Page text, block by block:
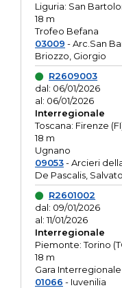
Liguria: San
18 m
Trofeo Befana
03009 - Arc.San
Briozzo, Giorgio
R2609003
dal: 06/01/2026
al: 06/01/2026
Interregionale
Toscana: Firenze
18 m
Ugnano
09053- Arcieri
De Pascalis,
R2601002
dal: 09/01/2026
al: 11/01/2026
Interregionale
Piemonte: Torino
18 m
Gara Interregionale
01066 - Iuvenilia